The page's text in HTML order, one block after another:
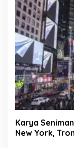
Karya
New York,